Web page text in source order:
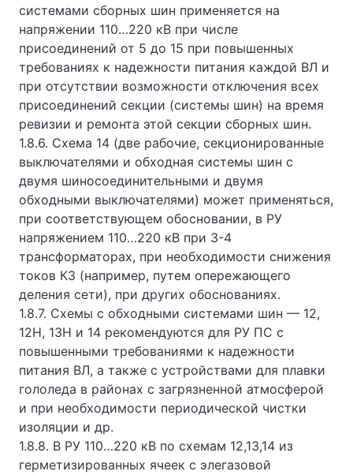
системами сборных шин применяется на
напряжении 110…220 кВ при числе
присоединений от 5 до 15 при повышенных
требованиях к надежности питания каждой ВЛ и
при отсутствии возможности отключения всех
присоединений секции (системы шин) на время
ревизии и ремонта этой секции сборных шин.
1.8.6. Схема 14 (две рабочие, секционированные
выключателями и обходная системы шин с
двумя шиносоединительными и двумя
обходными выключателями) может применяться,
при соответствующем обосновании, в РУ
напряжением 110…220 кВ при 3-4
трансформаторах, при необходимости снижения
токов КЗ (например, путем опережающего
деления сети), при других обоснованиях.
1.8.7. Схемы с обходными системами шин — 12,
12Н, 13Н и 14 рекомендуются для РУ ПС с
повышенными требованиями к надежности
питания ВЛ, а также с устройствами для плавки
гололеда в районах с загрязненной атмосферой
и при необходимости периодической чистки
изоляции и др.
1.8.8. В РУ 110…220 кВ по схемам 12,13,14 из
герметизированных ячеек с элегазовой